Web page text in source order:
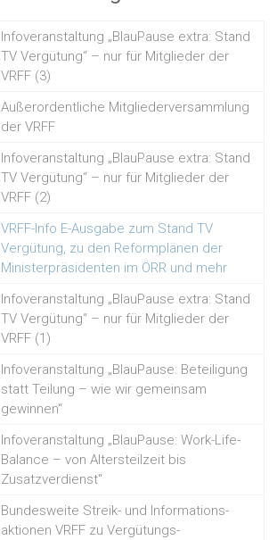
Infoveranstaltung „BlauPause extra: Stand
TV Vergütung“ – nur für Mitglieder der
VRFF (3)
Außerordentliche Mitgliederversammlung
der VRFF
Infoveranstaltung „BlauPause extra: Stand
TV Vergütung“ – nur für Mitglieder der
VRFF (2)
VRFF-Info E-Ausgabe zum Stand TV
Vergütung, zu den Reformplänen der
Ministerpräsidenten im ÖRR und mehr
Infoveranstaltung „BlauPause extra: Stand
TV Vergütung“ – nur für Mitglieder der
VRFF (1)
Infoveranstaltung „BlauPause: Beteiligung
statt Teilung – wie wir gemeinsam
gewinnen“
Infoveranstaltung „BlauPause: Work-Life-
Balance – von Altersteilzeit bis
Zusatzverdienst“
Bundesweite Streik- und Informations-
aktionen VRFF zu Vergütungs-